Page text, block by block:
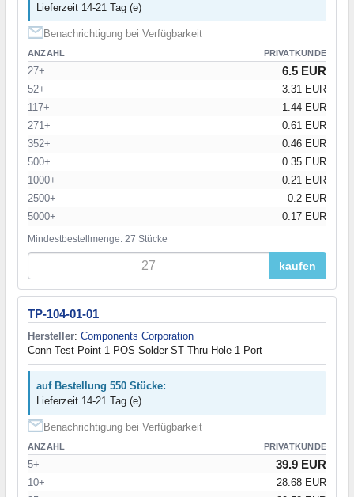
Lieferzeit 14-21 Tag (e)
Benachrichtigung bei Verfügbarkeit
ANZAHL PRIVATKUNDE
27+ 6.5 EUR
52+
3.31 EUR
117+
1.44 EUR
271+
0.61 EUR
352+
0.46 EUR
500+
0.35 EUR
1000+
0.21 EUR
2500+
0.2 EUR
5000+
0.17 EUR
Mindestbestellmenge: 27 Stücke
kaufen
TP-104-01-01
Hersteller: Components Corporation
Conn Test Point 1 POS Solder ST Thru-Hole 1 Port
auf Bestellung 550 Stücke:
Lieferzeit 14-21 Tag (e)
Benachrichtigung bei Verfügbarkeit
ANZAHL PRIVATKUNDE
5+ 39.9 EUR
10+
28.68 EUR